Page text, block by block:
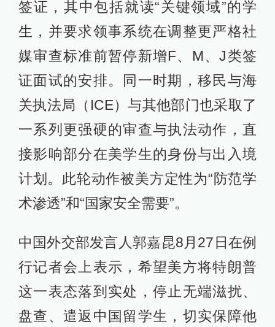
签证，其中包括就读“关键领域”的学
生，并要求领事系统在调整更严格社
媒审查标准前暂停新增F、M、J类签
证面试的安排。同一时期，移民与海
关执法局（ICE）与其他部门也采取了
一系列更强硬的审查与执法动作，直
接影响部分在美学生的身份与出入境
计划。此轮动作被美方定性为“防范学
术渗透”和“国家安全需要”。
中国外交部发言人郭嘉昆8月27日在例
行记者会上表示，希望美方将特朗普
这一表态落到实处，停止无端滋扰、
盘查、遣返中国留学生，切实保障他